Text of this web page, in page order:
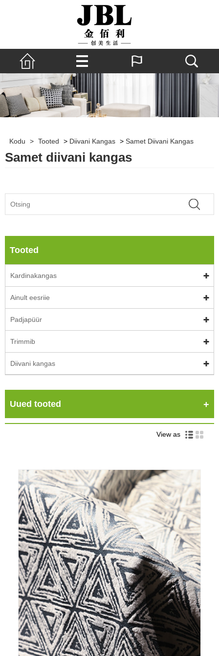
Kodu > Tooted > Diivani Kangas > Samet Diivani Kangas
Samet diivani kangas
Tooted
Kardinakangas
Ainult eesriie
Padjapüür
Trimmib
Diivani kangas
Uued tooted
View as